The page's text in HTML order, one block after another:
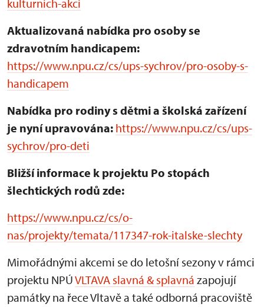
kulturnich-akci
Aktualizovaná nabídka pro osoby se
zdravotním handicapem:
https://www.npu.cz/cs/ups-sychrov/pro-osoby-s-
handicapem
Nabídka pro rodiny s dětmi a školská zařízení
je nyní upravována: https://www.npu.cz/cs/ups-
sychrov/pro-deti
Bližší informace k projektu Po stopách
šlechtických rodů zde:
https://www.npu.cz/cs/o-
nas/projekty/temata/117347-rok-italske-slechty
Mimořádnými akcemi se do letošní sezony v rámci
projektu NPÚVLTAVA slavná & splavná zapojují
památky na řece Vltavě a také odborná pracoviště